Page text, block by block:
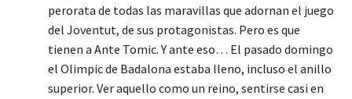
perorata de todas las maravillas que adornan el juego
del Joventut, de sus protagonistas. Pero es que
tienen a Ante Tomic. Y ante eso… El pasado domingo
el Olimpic de Badalona estaba lleno, incluso el anillo
superior. Ver aquello como un reino, sentirse casi en